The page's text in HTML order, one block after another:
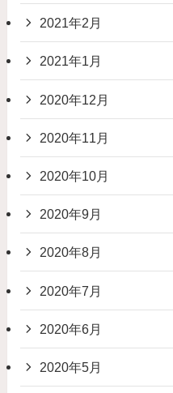
2021年2月
2021年1月
2020年12月
2020年11月
2020年10月
2020年9月
2020年8月
2020年7月
2020年6月
2020年5月